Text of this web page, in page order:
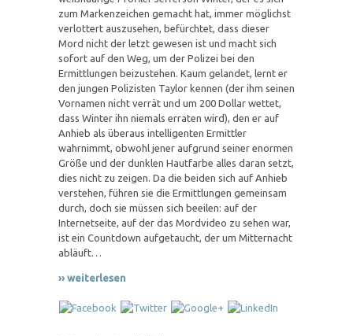
zum Markenzeichen gemacht hat, immer möglichst
verlottert auszusehen, befürchtet, dass dieser
Mord nicht der letzt gewesen ist und macht sich
sofort auf den Weg, um der Polizei bei den
Ermittlungen beizustehen. Kaum gelandet, lernt er
den jungen Polizisten Taylor kennen (der ihm seinen
Vornamen nicht verrät und um 200 Dollar wettet,
dass Winter ihn niemals erraten wird), den er auf
Anhieb als überaus intelligenten Ermittler
wahrnimmt, obwohl jener aufgrund seiner enormen
Größe und der dunklen Hautfarbe alles daran setzt,
dies nicht zu zeigen. Da die beiden sich auf Anhieb
verstehen, führen sie die Ermittlungen gemeinsam
durch, doch sie müssen sich beeilen: auf der
Internetseite, auf der das Mordvideo zu sehen war,
ist ein Countdown aufgetaucht, der um Mitternacht
abläuft…
›› weiterlesen